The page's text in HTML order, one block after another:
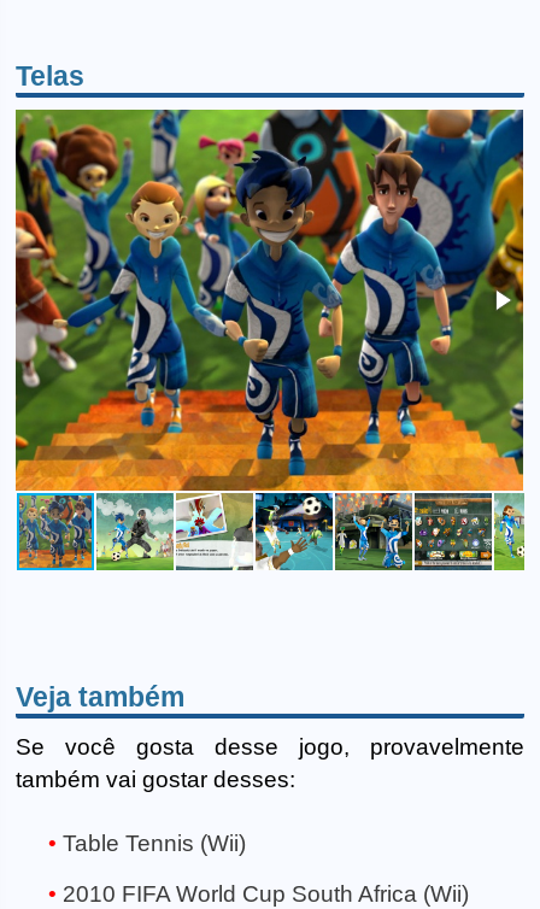
Telas
Veja também
Se você gosta desse jogo, provavelmente
também vai gostar desses:
Table Tennis (Wii)
2010 FIFA World Cup South Africa (Wii)